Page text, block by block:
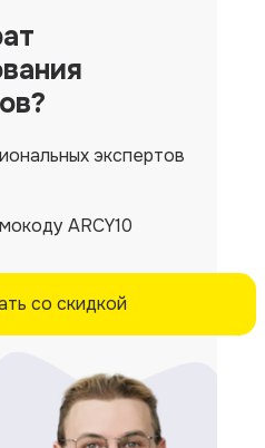
экспертов
ARCY10
со скидкой